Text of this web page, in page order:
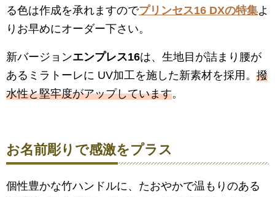
る色は作成を承れますのでプリンセス16 DXの特集よ
りお早めにオーダー下さい。
新バージョンエンプレス16は、生地目が詰まり腰が
あるミラトーレに UV加工を施した新素材を採用。 撥
水性と堅牢度がアップしています。
お名前彫りで感激をプラス
個性豊かな竹ハンドルに、たおやかで温もりのある